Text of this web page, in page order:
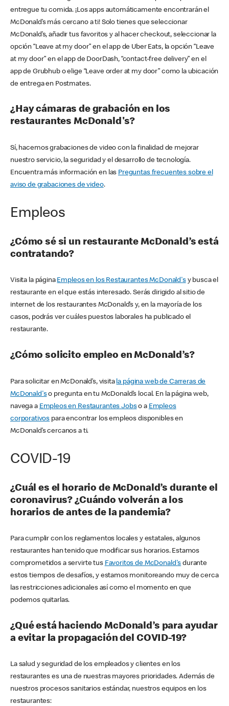
entregue tu comida. ¡Los apps automáticamente encontrarán el
McDonald’s más cercano a ti! Solo tienes que seleccionar
McDonald’s, añadir tus favoritos y al hacer checkout, seleccionar la
opción “Leave at my door” en el app de Uber Eats, la opción “Leave
at my door” en el app de DoorDash, “contact-free delivery” en el
app de Grubhub o elige “Leave order at my door” como la ubicación
de entrega en Postmates.
¿Hay cámaras de grabación en los
restaurantes McDonald's?
Sí, hacemos grabaciones de video con la finalidad de mejorar
nuestro servicio, la seguridad y el desarrollo de tecnología.
Encuentra más información en las Preguntas frecuentes sobre el
aviso de grabaciones de video.
Empleos
¿Cómo sé si un restaurante McDonald’s está
contratando?
Visita la página Empleos en los Restaurantes McDonald'sy busca el
restaurante en el que estás interesado. Serás dirigido al sitio de
internet de los restaurantes McDonald’s y, en la mayoría de los
casos, podrás ver cuáles puestos laborales ha publicado el
restaurante.
¿Cómo solicito empleo en McDonald’s?
Para solicitar en McDonald’s, visita la página web de Carreras de
McDonald'so pregunta en tu McDonald’s local. En la página web,
navega a Empleos en Restaurantes Jobso a Empleos
corporativos para encontrar los empleos disponibles en
McDonald’s cercanos a ti.
COVID-19
¿Cuál es el horario de McDonald’s durante el
coronavirus? ¿Cuándo volverán a los
horarios de antes de la pandemia?
Para cumplir con los reglamentos locales y estatales, algunos
restaurantes han tenido que modificar sus horarios. Estamos
comprometidos a servirte tus Favoritos de McDonald's durante
estos tiempos de desafíos, y estamos monitoreando muy de cerca
las restricciones adicionales así como el momento en que
podemos quitarlas.
¿Qué está haciendo McDonald’s para ayudar
a evitar la propagación del COVID-19?
La salud y seguridad de los empleados y clientes en los
restaurantes es una de nuestras mayores prioridades. Además de
nuestros procesos sanitarios estándar, nuestros equipos en los
restaurantes: